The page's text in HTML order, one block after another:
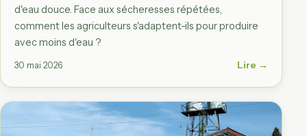
d'eau douce. Face aux sécheresses répétées,
comment les agriculteurs s'adaptent-ils pour produire
avec moins d'eau ?
30 mai 2026 Lire →